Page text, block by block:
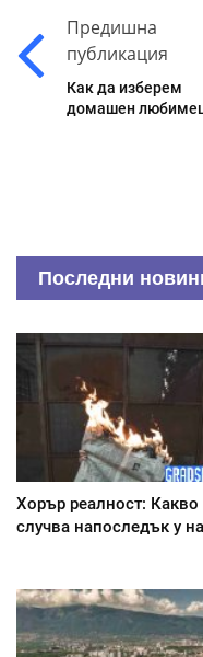
Предишна
публикация
Как да изберем
домашен
Последни
Хорър реалност: Какво
случва напоследък у